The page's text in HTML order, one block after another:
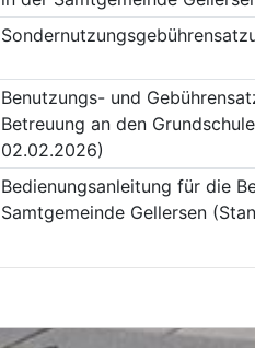
Benutzungs- und
Betreuung an den
02.02.2026)
Bedienungsanleitung für die
Samtgemeinde Gellersen